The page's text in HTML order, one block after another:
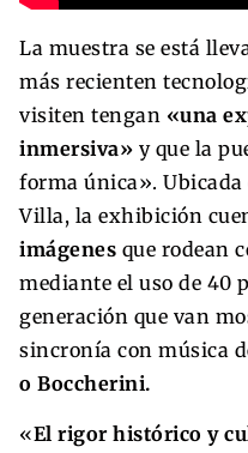
La muestra se está
más recienten
visiten tengan «una
inmersiva» y que la
forma única». Ubicada
Villa, la exhibición
imágenes que rodean
mediante el uso de 40
generación que van
sincronía con música
o Boccherini.
«El rigor histórico y